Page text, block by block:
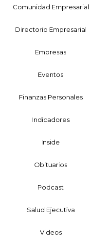
Comunidad Empresarial
Directorio Empresarial
Empresas
Eventos
Finanzas Personales
Indicadores
Inside
Obituarios
Podcast
Salud Ejecutiva
Videos